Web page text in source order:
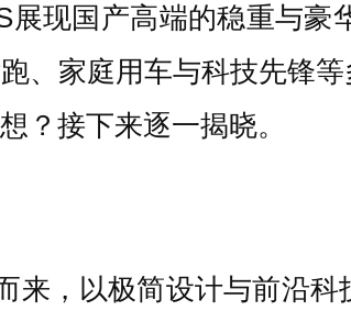
展现国产高端的稳重与
、家庭用车与科技先锋
？接下来逐一揭晓。
来，以极简设计与前沿